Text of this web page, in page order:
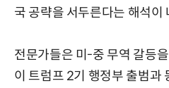
국 공략을 서두른다는 해석이
전문가들은 미-중 무역 갈등
이 트럼프 2기 행정부 출범과